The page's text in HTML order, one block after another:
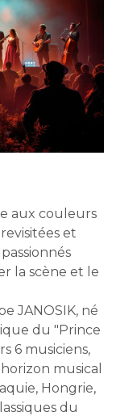
aux couleurs
et
la scène et le
JANOSIK, né
du "Prince
6 musiciens,
musical
Hongrie,
du